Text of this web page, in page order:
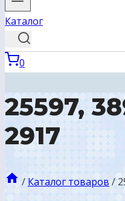
Каталог
0
25597,
2917
/ Каталог товаров /